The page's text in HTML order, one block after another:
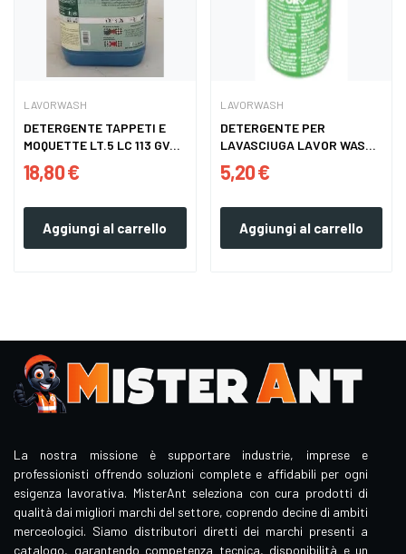
LAVORWASH
DETERGENTE TAPPETI E
MOQUETTE LT.5 LC 113 GV...
18,80 €
Aggiungi al carrello
LAVORWASH
DETERGENTE PER
LAVASCIUGA LAVOR WASH
—...
5,20 €
Aggiungi al carrello
La nostra missione è supportare industrie, imprese e
professionisti offrendo soluzioni complete e affidabili per ogni
esigenza lavorativa. MisterAnt seleziona con cura prodotti di
qualità dai migliori marchi del settore, coprendo decine di ambiti
merceologici. Siamo distributori diretti dei marchi presenti a
catalogo, garantendo competenza tecnica, disponibilità e un